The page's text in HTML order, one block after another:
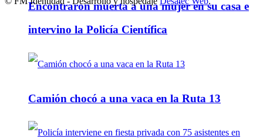
Encontraron muerta a una mujer en su casa e
intervino la Policía Científica
Camión chocó a una vaca en la Ruta 13